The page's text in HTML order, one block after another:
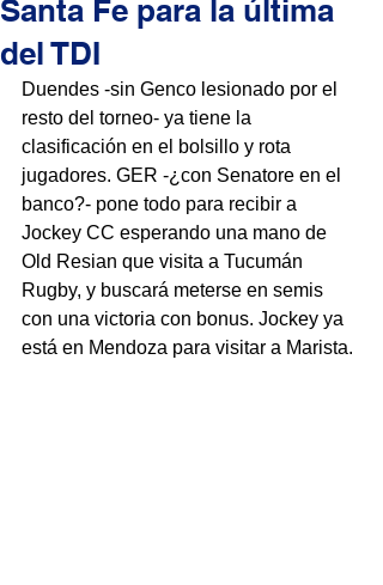
Santa Fe para la última
del TDI
Duendes -sin Genco lesionado por el
resto del torneo- ya tiene la
clasificación en el bolsillo y rota
jugadores. GER -¿con Senatore en el
banco?- pone todo para recibir a
Jockey CC esperando una mano de
Old Resian que visita a Tucumán
Rugby, y buscará meterse en semis
con una victoria con bonus. Jockey ya
está en Mendoza para visitar a Marista.